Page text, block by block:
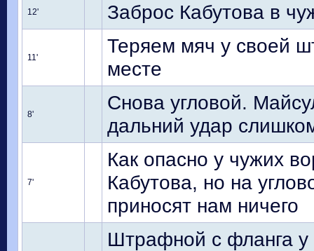
12' Заброс Кабутова в
11'
Теряем мяч у своей
месте
8'
Снова угловой.
дальний удар
7'
Как опасно у чужих
Кабутова, но на
приносят нам ничего
Штрафной с фланга у